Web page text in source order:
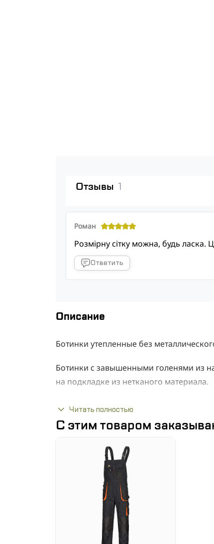
Отзывы 1
Роман
Розмірну сітку можна, будь ласка.
Ответить
Описание
Ботинки утепленные без
Ботинки с завышенными голенями из
на подкладке из нетканого материала.
Верх из свиной кожи
Ударопоглощающий каблук под
Влагопоглощающая стелька
Водоотталкивающая поверхность
Маслобензостойкий двухслойный
концентрацией до 20% с профилем
Читать полностью
С этим товаром